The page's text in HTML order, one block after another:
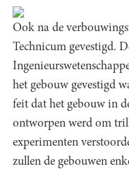
Ook na de
Technicum gevestigd.
het gebouw gevestigd
feit dat het gebouw in
ontworpen werd om
experimenten
zullen de gebouwen